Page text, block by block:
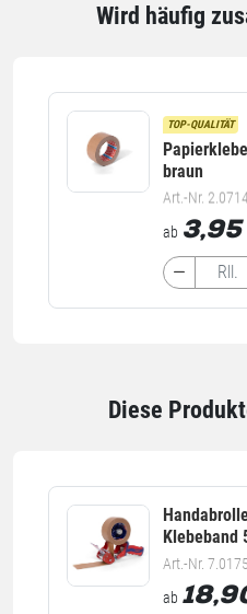
Wird häufig
TOP-QUALITÄT
braun
Art.-Nr.
ab 3,95
Diese
Klebeband
Art.-Nr. 7.0175
ab